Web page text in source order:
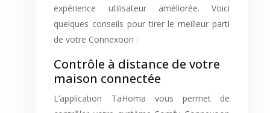
expérience utilisateur améliorée. Voici
quelques conseils pour tirer le meilleur parti
de votre Connexoon :
Contrôle à distance de votre
maison connectée
L’application TaHoma vous permet de